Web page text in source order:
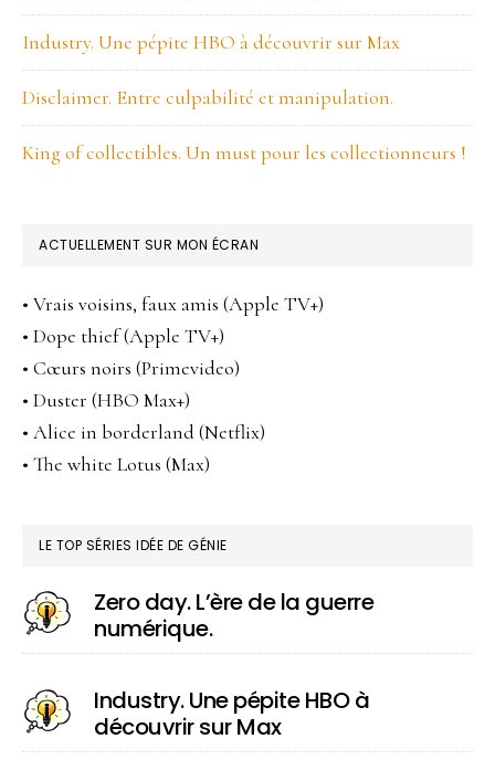
Industry. Une pépite HBO à découvrir sur Max
Disclaimer. Entre culpabilité et manipulation.
King of collectibles. Un must pour les collectionneurs !
ACTUELLEMENT SUR MON ÉCRAN
• Vrais voisins, faux amis (Apple TV+)
• Dope thief (Apple TV+)
• Cœurs noirs (Primevideo)
• Duster (HBO Max+)
• Alice in borderland (Netflix)
• The white Lotus (Max)
LE TOP SÉRIES IDÉE DE GÉNIE
Zero day. L’ère de la guerre
numérique.
Industry. Une pépite HBO à
découvrir sur Max